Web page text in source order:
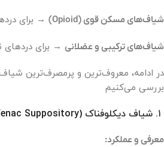
شیاف‌های مسکن قوی (Opioid) → برای
شیاف‌های ترکیبی و عضلانی → برای
در ادامه، معروف‌ترین و پرمصرف‌ترین
بررسی می‌کنیم
معرفی و عملکرد: